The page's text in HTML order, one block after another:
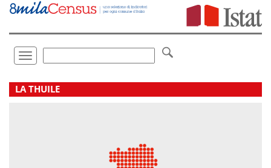
Vai
direttamente
Toggle
navigation
LA THUILE